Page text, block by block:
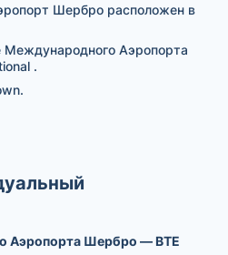
Шербро расположен в
Аэропорта
.
Аэропорта Шербро — BTE